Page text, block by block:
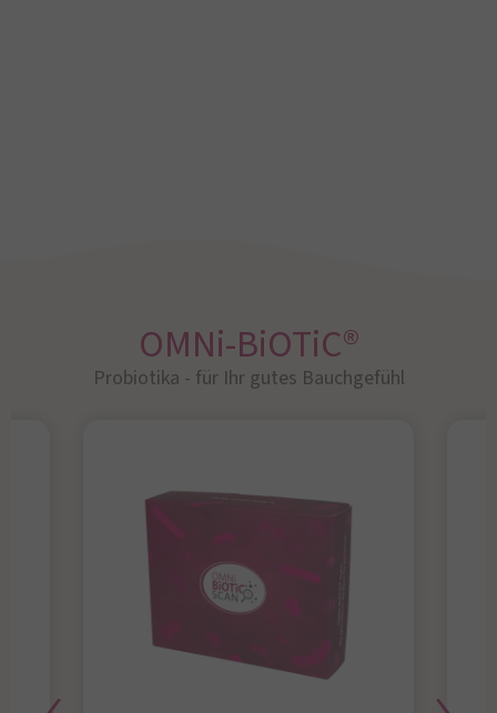
OMNi-BiOTiC®
Probiotika - für Ihr gutes Bauchgefühl​